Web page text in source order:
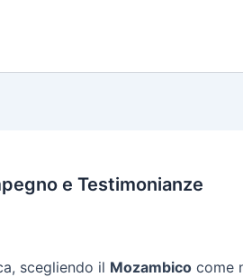
e Testimonianze
scegliendo il Mozambico come